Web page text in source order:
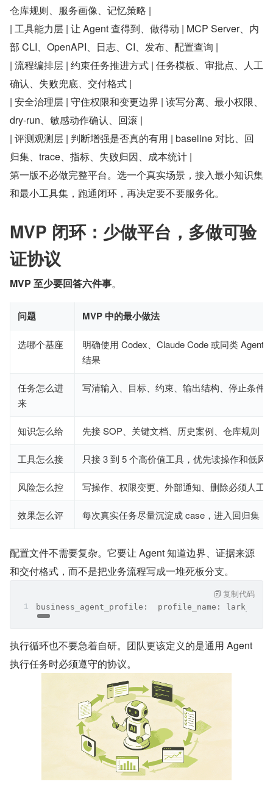
仓库规则、服务画像、记忆策略 |
| 工具能力层 | 让 Agent 查得到、做得动 | MCP Server、内
部 CLI、OpenAPI、日志、CI、发布、配置查询 |
| 流程编排层 | 约束任务推进方式 | 任务模板、审批点、人工
确认、失败兜底、交付格式 |
| 安全治理层 | 守住权限和变更边界 | 读写分离、最小权限、
dry-run、敏感动作确认、回滚 |
| 评测观测层 | 判断增强是否真的有用 | baseline 对比、回
归集、trace、指标、失败归因、成本统计 |
第一版不必做完整平台。选一个真实场景，接入最小知识集
和最小工具集，跑通闭环，再决定要不要服务化。
MVP 闭环：少做平台，多做可验
证协议
MVP 至少要回答六件事​。
问题 MVP 中的最小做法
选哪个基座
明确使用 Codex、Claude Code 或同类 Agent
结果
任务怎么进
来
写清输入、目标、约束、输出结构、停止条件
知识怎么给 先接 SOP、关键文档、历史案例、仓库规则
工具怎么接 只接 3 到 5 个高价值工具，优先读操作和低风
风险怎么控 写操作、权限变更、外部通知、删除必须人工
效果怎么评 每次真实任务尽量沉淀成 case，进入回归集
配置文件不需要复杂。它要让 Agent 知道边界、证据来源
和交付格式，而不是把业务流程写成一堆死板分支。
business_agent_profile:  profile_name:
复制代码
执行循环也不要急着自研。团队更该定义的是通用 Agent
执行任务时必须遵守的协议。